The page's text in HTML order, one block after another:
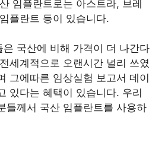
임플란트로는 아스트라, 브레
플란트 등이 있습니다.
은 국산에 비해 가격이 더 나간다
세계적으로 오랜시간 널리 쓰였
그에따른 임상실험 보고서 데이
있다는 혜택이 있습니다. 우리
들께서 국산 임플란트를 사용하